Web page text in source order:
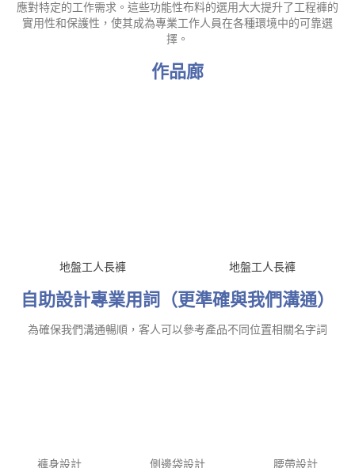
應對特定的工作需求。這些功能性布料的選用大大提升了工程褲的
實用性和保護性，使其成為專業工作人員在各種環境中的可靠選
擇。
作品廊
地盤工人長褲 地盤工人長褲
自助設計專業用詞（更準確與我們溝通）
為確保我們溝通暢順，客人可以參考產品不同位置相關名字詞
褲身設計 側邊袋設計 腰帶設計